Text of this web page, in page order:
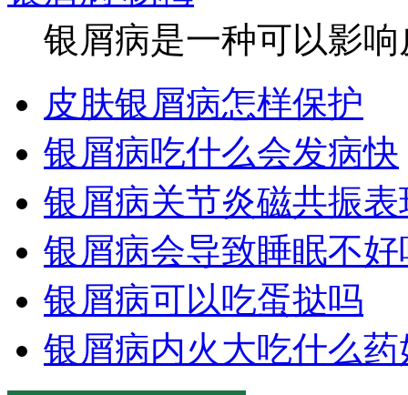
银屑病是一种可以影
皮肤银屑病怎样保护
银屑病吃什么会发病快
银屑病关节炎磁共振表
银屑病会导致睡眠不好
银屑病可以吃蛋挞吗
银屑病内火大吃什么药